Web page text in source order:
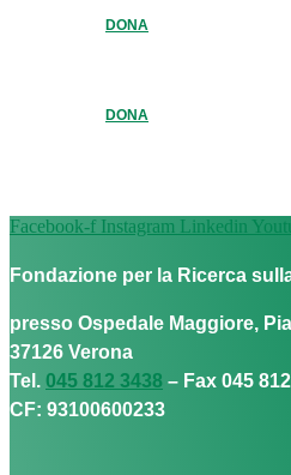
DONA
DONA
Facebook-f Instagram Linkedin
Fondazione per la Ricerca
presso Ospedale Maggiore,
37126 Verona
Tel. 045 812 3438 – Fax 045
CF: 93100600233